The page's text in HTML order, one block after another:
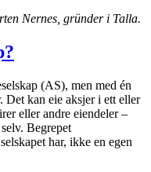
Nernes, gründer i Talla.
(AS), men med én
Det kan eie aksjer i ett eller
eller andre eiendeler –
Begrepet
har, ikke en egen